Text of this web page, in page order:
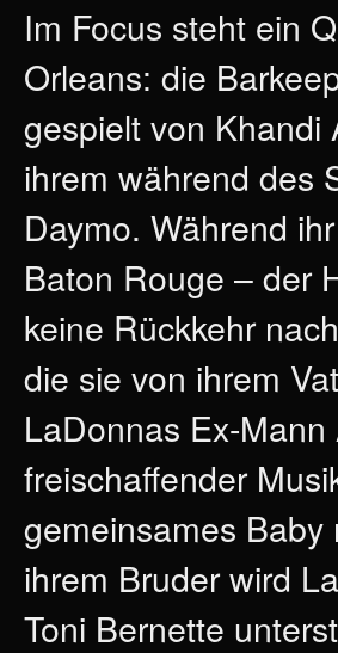
Im Focus steht ein
Orleans: die
gespielt von Khandi
ihrem während des
Daymo. Während
Baton Rouge – der
keine Rückkehr
die sie von ihrem
LaDonnas Ex-
freischaffender
gemeinsames Baby
ihrem Bruder wird
Toni Bernette